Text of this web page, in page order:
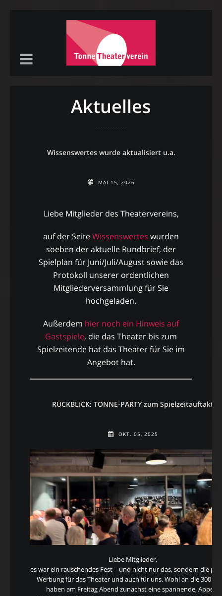
Aktuelles
Wissenswertes wurde aktualisiert u.a.
MAI 15, 2026
Liebe Mitglieder des Theatervereins,
auf der SeiteWissenswertes wurden
soeben der aktuelle Rundbrief, der
Spielplan für Juni/Juli/August sowie das
Protokoll unserer ordentlichen
Mitgliederversammlung für Sie
hochgeladen.
Außerdem hier noch ein Hinweis auf
Gastspiele, die das Theater bis zum
Spielzeitende hat das Theater für Sie im
Angebot hat.
RÜCKBLICK: TONNE-PARTY zum Spielzeitauftakt
OKT. 05, 2025
Liebe Mitglieder,
es war ein rauschendes Fest – und nicht nur das, sondern die
Werbung für das Theater und auch für uns. Wohl an die 300
haben am Freitag Abend zunächst eine spannende, Appetit